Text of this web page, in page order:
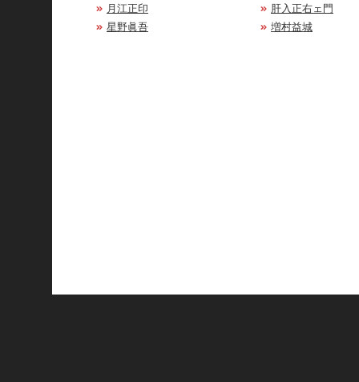
月江正印
肝入正右ェ門
星野眞吾
増村益城